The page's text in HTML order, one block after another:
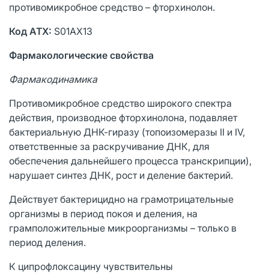
противомикробное средство – фторхинолон.
Код АТХ: S01AX13
Фармакологические свойства
Фармакодинамика
Противомикробное средство широкого спектра
действия, производное фторхинолона, подавляет
бактериальную ДНК-гиразу (топоизомеразы II и IV,
ответственные за раскручивание ДНК, для
обеспечения дальнейшего процесса транскрипции),
нарушает синтез ДНК, рост и деление бактерий.
Действует бактерицидно на грамотрицательные
организмы в период покоя и деления, на
грамположительные микроорганизмы – только в
период деления.
К ципрофлоксацину чувствительны